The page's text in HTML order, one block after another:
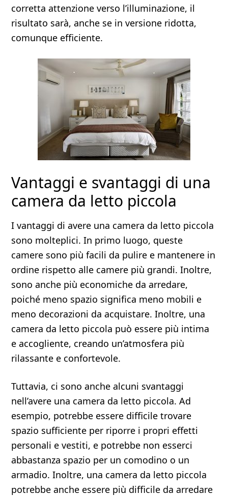
corretta attenzione verso l’illuminazione, il
risultato sarà, anche se in versione ridotta,
comunque efficiente.
Vantaggi e svantaggi di una
camera da letto piccola
I vantaggi di avere una camera da letto piccola
sono molteplici. In primo luogo, queste
camere sono più facili da pulire e mantenere in
ordine rispetto alle camere più grandi. Inoltre,
sono anche più economiche da arredare,
poiché meno spazio significa meno mobili e
meno decorazioni da acquistare. Inoltre, una
camera da letto piccola può essere più intima
e accogliente, creando un’atmosfera più
rilassante e confortevole.
Tuttavia, ci sono anche alcuni svantaggi
nell’avere una camera da letto piccola. Ad
esempio, potrebbe essere difficile trovare
spazio sufficiente per riporre i propri effetti
personali e vestiti, e potrebbe non esserci
abbastanza spazio per un comodino o un
armadio. Inoltre, una camera da letto piccola
potrebbe anche essere più difficile da arredare